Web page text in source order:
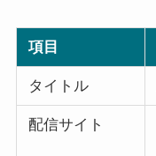
項目
タイトル
配信サイト